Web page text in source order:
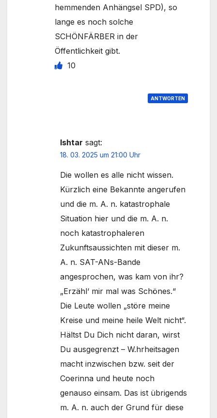
hemmenden Anhängsel SPD), so
lange es noch solche
SCHÖNFÄRBER in der
Öffentlichkeit gibt.
10
ANTWORTEN
Ishtar sagt:
18. 03. 2025 um 21:00 Uhr
Die wollen es alle nicht wissen.
Kürzlich eine Bekannte angerufen
und die m. A. n. katastrophale
Situation hier und die m. A. n.
noch katastrophaleren
Zukunftsaussichten mit dieser m.
A. n. SAT-ANs-Bande
angesprochen, was kam von ihr?
„Erzähl‘ mir mal was Schönes.“
Die Leute wollen „störe meine
Kreise und meine heile Welt nicht“.
Hältst Du Dich nicht daran, wirst
Du ausgegrenzt – W.hrheitsagen
macht inzwischen bzw. seit der
Coerinna und heute noch
genauso einsam. Das ist übrigends
m. A. n. auch der Grund für diese